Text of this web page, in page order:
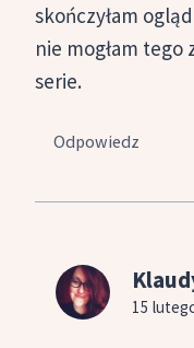
skończyłam
nie mogłam tego
serie.
Odpowiedz
15